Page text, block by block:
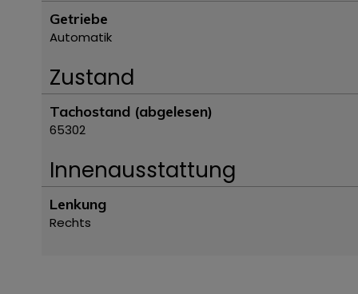
Getriebe
Automatik
Zustand
Tachostand (abgelesen)
65302
Innenausstattung
Lenkung
Rechts